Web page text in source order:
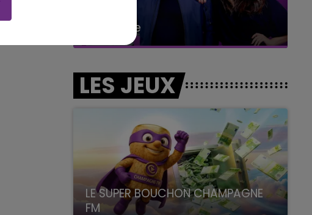
La Famille
LES JEUX
LE SUPER BOUCHON CHAMPAGNE
FM